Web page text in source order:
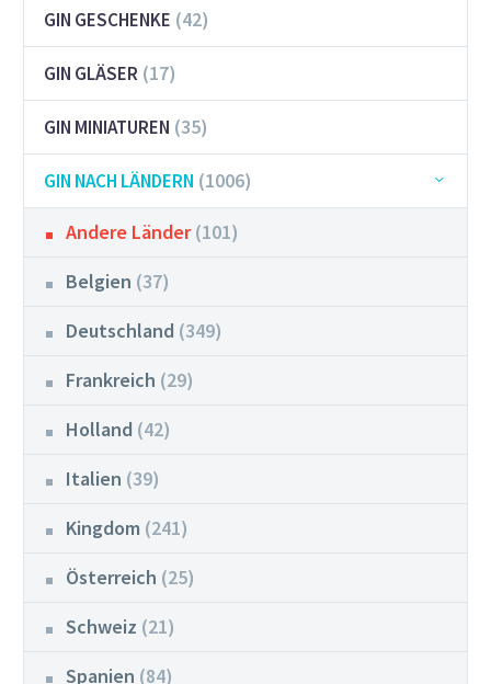
GIN GESCHENKE (42)
GIN GLÄSER (17)
GIN MINIATUREN (35)
GIN NACH LÄNDERN (1006)
Andere Länder (101)
Belgien (37)
Deutschland (349)
Frankreich (29)
Holland (42)
Italien (39)
Kingdom (241)
Österreich (25)
Schweiz (21)
Spanien (84)